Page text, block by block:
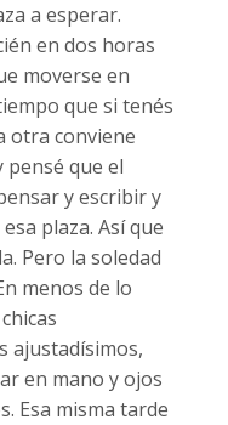
a esperar.
en dos horas
moverse en
que si tenés
otra conviene
pensé que el
y escribir y
plaza. Así que
Pero la soledad
menos de lo
ajustadísimos,
en mano y ojos
Esa misma tarde